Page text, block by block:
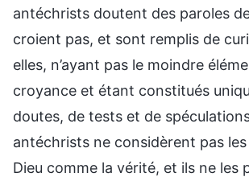
antéchrists doutent des paroles
croient pas, et sont remplis de
elles, n’ayant pas le moindre
croyance et étant constitués
doutes, de tests et de
antéchrists ne considèrent pas
Dieu comme la vérité, et ils ne les